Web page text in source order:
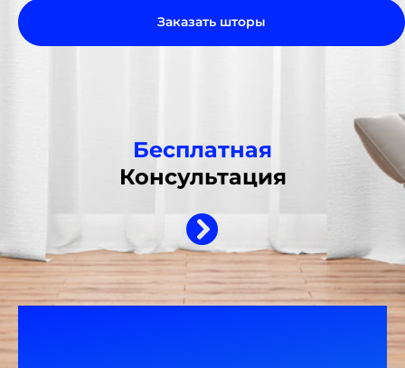
Заказать шторы
Бесплатная
Консультация